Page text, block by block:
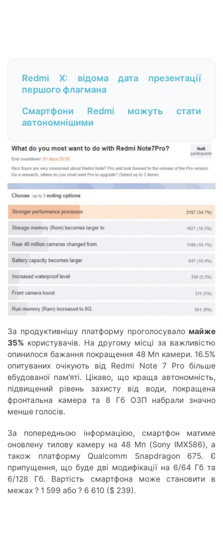
Redmi X: відома дата презентації
першого флагмана
Смартфони Redmi можуть стати
автономнішими
За продуктивнішу платформу проголосувало майже
35% користувачів. На другому місці за важливістю
опинилося бажання покращення 48 Мп камери. 16.5%
опитуваних очікують від Redmi Note 7 Pro більше
вбудованої пам’яті. Цікаво, що краща автономність,
підвищений рівень захисту від води, покращена
фронтальна камера та 8 Гб ОЗП набрали значно
менше голосів.
За попередньою інформацією, смартфон матиме
оновлену тилову камеру на 48 Мп (Sony IMX586), а
також платформу Qualcomm Snapdragon 675. Є
припущення, що буде дві модифікації на 6/64 Гб та
6/128 Гб. Вартість смартфона може становити в
межах ? 1 599 або ? 6 610 ($ 239).